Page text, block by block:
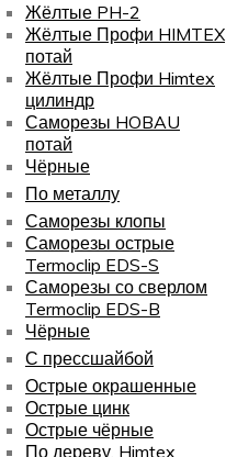
Жёлтые PH-2
Жёлтые Профи HIMTEX
потай
Жёлтые Профи Himtex
цилиндр
Саморезы HOBAU
потай
Чёрные
По металлу
Саморезы клопы
Саморезы острые
Termoclip EDS-S
Саморезы со сверлом
Termoclip EDS-B
Чёрные
С прессшайбой
Острые окрашенные
Острые цинк
Острые чёрные
По дереву, Himtex